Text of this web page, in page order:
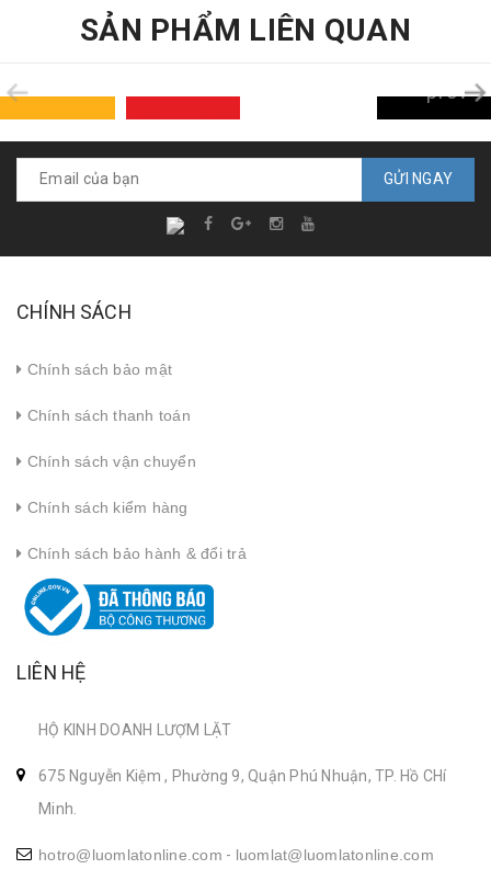
SẢN PHẨM LIÊN QUAN
prev
GỬI NGAY
CHÍNH SÁCH
Chính sách bảo mật
Chính sách thanh toán
Chính sách vận chuyển
Chính sách kiểm hàng
Chính sách bảo hành & đổi trả
LIÊN HỆ
HỘ KINH DOANH LƯỢM LẶT
675 Nguyễn Kiệm , Phường 9, Quận Phú Nhuận, TP. Hồ CHí
Minh.
hotro@luomlatonline.com - luomlat@luomlatonline.com